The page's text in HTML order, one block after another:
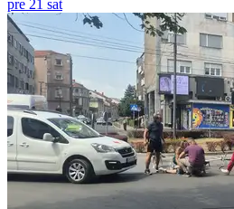
pre 21 sat